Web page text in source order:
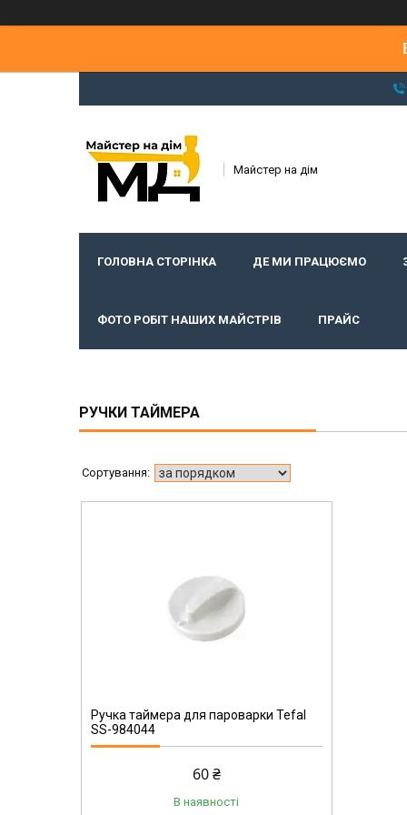
Майстер на дім
ГОЛОВНА СТОРІНКА ДЕ МИ ПРАЦЮЄМО
ФОТО РОБІТ НАШИХ МАЙСТРІВ ПРАЙС
РУЧКИ ТАЙМЕРА
Ручка таймера для пароварки Tefal
SS-984044
60 ₴
В наявності